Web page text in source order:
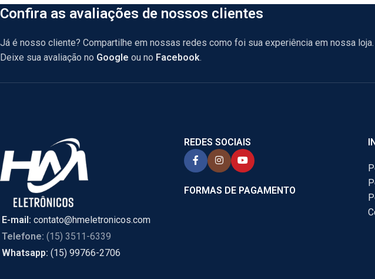
Confira as avaliações de nossos clientes
Já é nosso cliente? Compartilhe em nossas redes como foi sua experiência em nossa loja.
Deixe sua avaliação no Google ou no Facebook.
E-mail: contato@hmeletronicos.com
Telefone: (15) 3511-6339
Whatsapp: (15) 99766-2706
REDES SOCIAIS
FORMAS DE PAGAMENTO